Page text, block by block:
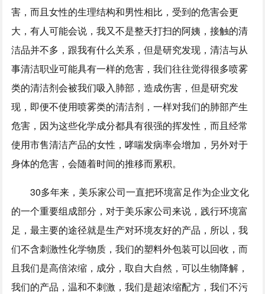
害，而且女性的生理结构和男性相比，受到的危害会更
大，有人可能会说，我又不是整天打扫的阿姨，接触的清
洁品并不多，跟我有什么关系，但是研究发现，清洁与从
事清洁职业可能具有一样的危害，我们往往觉得很多喷雾
类的清洁剂会被我们吸入肺部，造成伤害，但是研究发
现，即便不使用喷雾类的清洁剂，一样对我们的肺部产生
危害，因为这些化学成分都具有很强的挥发性，而且经常
使用市售清洁产品的女性，哮喘发病率会增加，另外对于
身体的危害，会随着时间的推移而累积。
30多年来，美乐家公司一直把环境富足作为企业文化
的一个重要组成部分，对于美乐家公司来说，践行环境富
足，最主要的途径就是生产对环境友好的产品，所以，我
们不含刺激性化学物质，我们的塑料外包装可以回收，而
且我们是高倍浓缩，成分，取自大自然，可以生物降解，
我们的产品，温和不刺激，我们是超浓缩配方，我们不污